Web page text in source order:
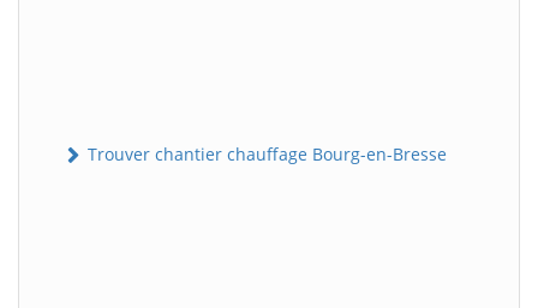
Trouver chantier chauffage Bourg-en-Bresse